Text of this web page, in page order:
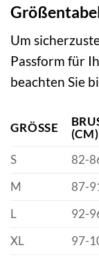
Um
Passform für
beachten Sie
GRÖSSE
(CM)
S
82-
M
87-
L
92-
XL
97-